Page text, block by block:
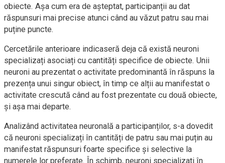
obiecte. Așa cum era de așteptat, participanții au dat
răspunsuri mai precise atunci când au văzut patru sau mai
puține puncte.
Cercetările anterioare indicaseră deja că există neuroni
specializați asociați cu cantități specifice de obiecte. Unii
neuroni au prezentat o activitate predominantă în răspuns la
prezența unui singur obiect, în timp ce alții au manifestat o
activitate crescută când au fost prezentate cu două obiecte,
și așa mai departe.
Analizând activitatea neuronală a participanților, s-a dovedit
că neuroni specializați în cantități de patru sau mai puțin au
manifestat răspunsuri foarte specifice și selective la
numerele lor preferate. În schimb, neuroni specializați în